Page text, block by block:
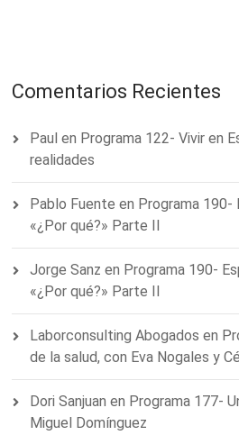
Comentarios Recientes
Paul en Programa 122- Vivir en
realidades
Pablo Fuente en Programa 190-
«¿Por qué?» Parte II
Jorge Sanz en Programa 190-
«¿Por qué?» Parte II
Laborconsulting Abogados en
de la salud, con Eva Nogales y
Dori Sanjuan en Programa 177-
Miguel Domínguez